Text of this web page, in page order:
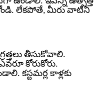
లేకపోతే, మీరు వాటిని
తీసుకోవాలి.
కోరుకోరు.
కస్టమర్ల కాళ్లకు